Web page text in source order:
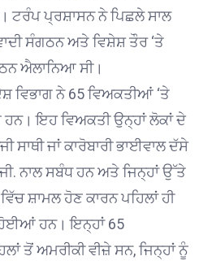
ਟਰੰਪ ਪ੍ਰਸ਼ਾਸਨ ਨੇ ਪਿਛਲੇ ਸਾਲ
ਸੰਗਠਨ ਅਤੇ ਵਿਸ਼ੇਸ਼ ਤੌਰ ‘ਤੇ
ਐਲਾਨਿਆ ਸੀ।
ਵਿਭਾਗ ਨੇ 65 ਵਿਅਕਤੀਆਂ ‘ਤੇ
ਇਹ ਵਿਅਕਤੀ ਉਨ੍ਹਾਂ ਲੋਕਾਂ ਦੇ
ਸਾਥੀ ਜਾਂ ਕਾਰੋਬਾਰੀ ਭਾਈਵਾਲ ਦੱਸੇ
ਨਾਲ ਸਬੰਧ ਹਨ ਅਤੇ ਜਿਨ੍ਹਾਂ ਉੱਤੇ
ਸ਼ਾਮਲ ਹੋਣ ਕਾਰਨ ਪਹਿਲਾਂ ਹੀ
ਹਨ। ਇਨ੍ਹਾਂ 65
ਤੋਂ ਅਮਰੀਕੀ ਵੀਜ਼ੇ ਸਨ, ਜਿਨ੍ਹਾਂ ਨੂੰ